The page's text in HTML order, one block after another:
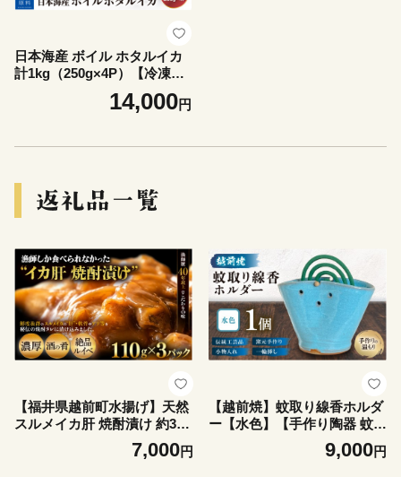
日本海産 ボイル ホタルイカ
計1kg（250g×4P）【冷凍】
【ほたるいか 蛍烏賊 いか イ
カ 烏賊 海鮮 小分け グルメ
14,000円
【福井県越前町水揚げ】天然
スルメイカ肝 焼酎漬け 約330
g(110g×3P） 珍味・ルイベ・
酒の肴・おつまみ・ご飯のお
7,000円
【越前焼】蚊取り線香ホルダ
ー【水色】【手作り陶器 蚊取
り線香 蚊取り線香ホルダー
小物入れ インテリア 一輪挿
9,000円